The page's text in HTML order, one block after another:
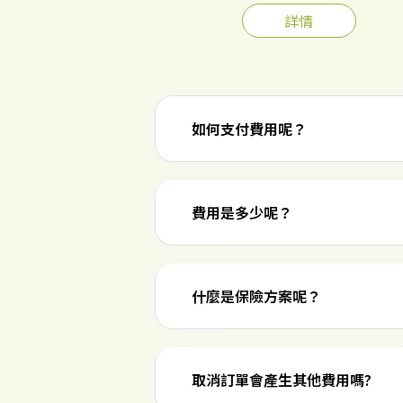
詳情
如何支付費用呢？
費用是多少呢？
什麼是保險方案呢？
取消訂單會產生其他費用嗎?